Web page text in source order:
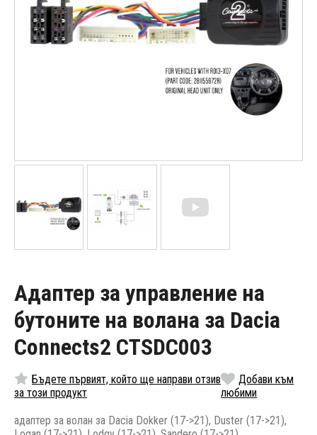
Адаптер за управление на
бутоните на волана за Dacia
Connects2 CTSDC003
Бъдете първият, който ще направи отзив
за този продукт
Добави към
любими
адаптер за волан за Dacia Dokker (17->21), Duster (17->21),